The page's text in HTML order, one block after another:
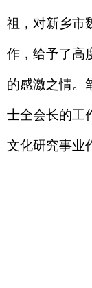
祖，对新乡市
作，给予了高
的感激之情。
士全会长的工
文化研究事业
新